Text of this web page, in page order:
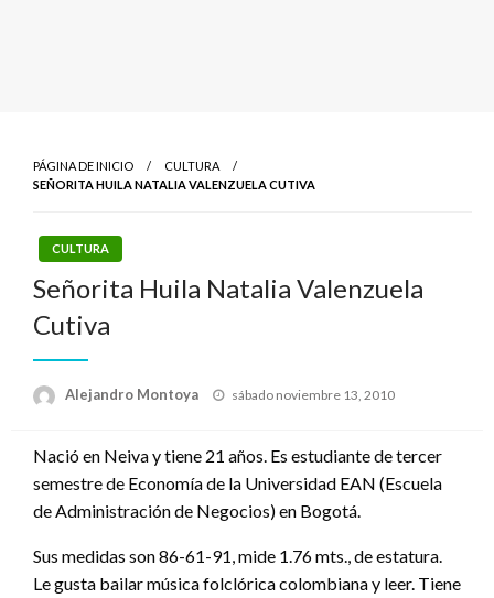
PÁGINA DE INICIO
CULTURA
SEÑORITA HUILA NATALIA VALENZUELA CUTIVA
CULTURA
Señorita Huila Natalia Valenzuela
Cutiva
Alejandro Montoya
Publicado
sábado noviembre 13, 2010
Nació en Neiva y tiene 21 años. Es estudiante de tercer
semestre de Economía de la Universidad EAN (Escuela
de Administración de Negocios) en Bogotá.
Sus medidas son 86-61-91, mide 1.76 mts., de estatura.
Le gusta bailar música folclórica colombiana y leer. Tiene